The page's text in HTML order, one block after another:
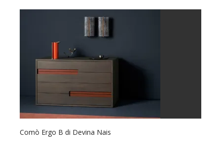
Comò Ergo B di Devina Nais